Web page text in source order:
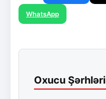
WhatsApp
Oxucu Şərhləri